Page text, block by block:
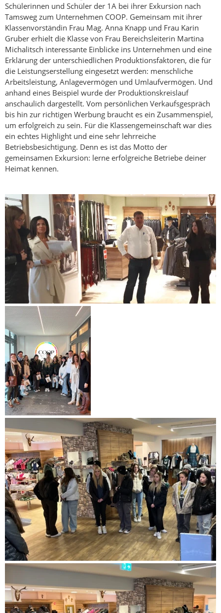
Schülerinnen und Schüler der 1A bei ihrer Exkursion nach
Tamsweg zum Unternehmen COOP. Gemeinsam mit ihrer
Klassenvorständin Frau Mag. Anna Knapp und Frau Karin
Gruber erhielt die Klasse von Frau Bereichsleiterin Martina
Michalitsch interessante Einblicke ins Unternehmen und eine
Erklärung der unterschiedlichen Produktionsfaktoren, die für
die Leistungserstellung eingesetzt werden: menschliche
Arbeitsleistung, Anlagevermögen und Umlaufvermögen. Und
anhand eines Beispiel wurde der Produktionskreislauf
anschaulich dargestellt. Vom persönlichen Verkaufsgespräch
bis hin zur richtigen Werbung braucht es ein Zusammenspiel,
um erfolgreich zu sein. Für die Klassengemeinschaft war dies
ein echtes Highlight und eine sehr lehrreiche
Betriebsbesichtigung. Denn es ist das Motto der
gemeinsamen Exkursion: lerne erfolgreiche Betriebe deiner
Heimat kennen.